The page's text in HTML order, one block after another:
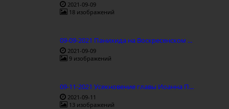
2021-09-09
18 изображений
09-09-2021 Панихида на Воскресенском ...
2021-09-09
9 изображений
09-11-2021 Усекновение главы Иоанна П...
2021-09-11
13 изображений